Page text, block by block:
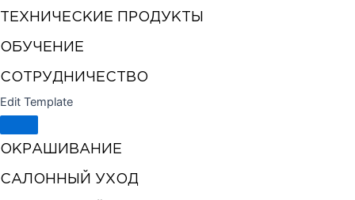
ТЕХНИЧЕСКИЕ ПРОДУКТЫ
ОБУЧЕНИЕ
СОТРУДНИЧЕСТВО
Edit Template
ОКРАШИВАНИЕ
САЛОННЫЙ УХОД